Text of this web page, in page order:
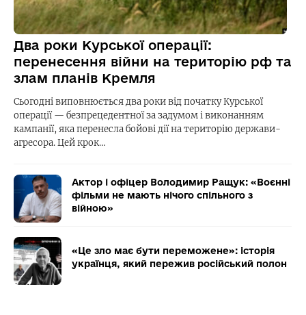
Два роки Курської операції:
перенесення війни на територію рф та
злам планів Кремля
Сьогодні виповнюється два роки від початку Курської
операції — безпрецедентної за задумом і виконанням
кампанії, яка перенесла бойові дії на територію держави-
агресора. Цей крок…
Актор і офіцер Володимир Ращук: «Воєнні
фільми не мають нічого спільного з
війною»
«Це зло має бути переможене»: історія
українця, який пережив російський полон